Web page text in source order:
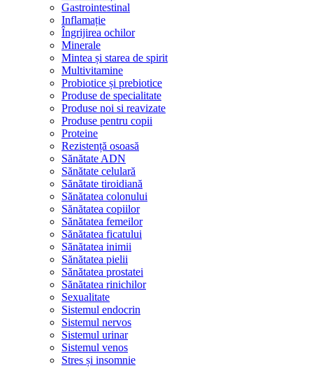
Gastrointestinal
Inflamație
Îngrijirea ochilor
Minerale
Mintea și starea de spirit
Multivitamine
Probiotice și prebiotice
Produse de specialitate
Produse noi si reavizate
Produse pentru copii
Proteine
Rezistență osoasă
Sănătate ADN
Sănătate celulară
Sănătate tiroidiană
Sănătatea colonului
Sănătatea copiilor
Sănătatea femeilor
Sănătatea ficatului
Sănătatea inimii
Sănătatea pielii
Sănătatea prostatei
Sănătatea rinichilor
Sexualitate
Sistemul endocrin
Sistemul nervos
Sistemul urinar
Sistemul venos
Stres și insomnie